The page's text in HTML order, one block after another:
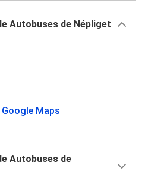
Autobuses de Népliget
Maps
Autobuses de